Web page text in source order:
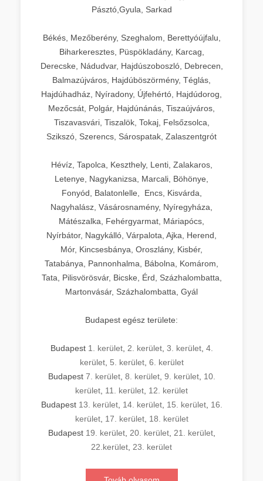
Pásztó,Gyula, Sarkad
Békés, Mezőberény, Szeghalom, Berettyóújfalu,
Biharkeresztes, Püspökladány, Karcag,
Derecske, Nádudvar, Hajdúszoboszló, Debrecen,
Balmazújváros, Hajdúböszörmény, Téglás,
Hajdúhadház, Nyíradony, Újfehértó, Hajdúdorog,
Mezőcsát, Polgár, Hajdúnánás, Tiszaújváros,
Tiszavasvári, Tiszalök, Tokaj, Felsőzsolca,
Szikszó, Szerencs, Sárospatak, Zalaszentgrót
Hévíz, Tapolca, Keszthely, Lenti, Zalakaros,
Letenye, Nagykanizsa, Marcali, Böhönye,
Fonyód, Balatonlelle, Encs, Kisvárda,
Nagyhalász, Vásárosnamény, Nyíregyháza,
Mátészalka, Fehérgyarmat, Máriapócs,
Nyírbátor, Nagykálló, Várpalota, Ajka, Herend,
Mór, Kincsesbánya, Oroszlány, Kisbér,
Tatabánya, Pannonhalma, Bábolna, Komárom,
Tata, Pilisvörösvár, Bicske, Érd, Százhalombatta,
Martonvásár, Százhalombatta, Gyál
Budapest egész területe:
Budapest 1. kerület, 2. kerület, 3. kerület, 4.
kerület, 5. kerület, 6. kerület
Budapest 7. kerület, 8. kerület, 9. kerület, 10.
kerület 11. kerület 12. kerület
Budapest 13. kerület, 14. kerület, 15. kerület, 16.
kerület, 17. kerület, 18. kerület
Budapest 19. kerület, 20. kerület, 21. kerület,
22.kerület 23. kerület